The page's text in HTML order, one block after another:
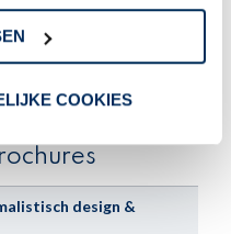
COOKIES
laten
design &